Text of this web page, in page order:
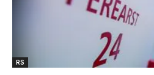
RS